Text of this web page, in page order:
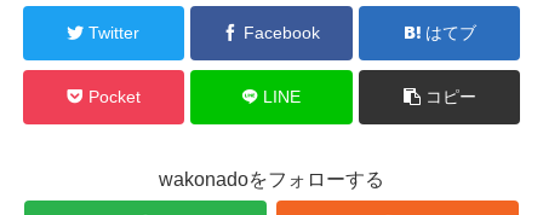
Twitter Facebook はてブ
Pocket LINE コピー
wakonadoをフォローする